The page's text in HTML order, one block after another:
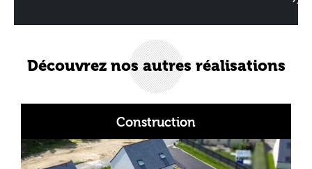
Découvrez nos autres réalisations
Construction